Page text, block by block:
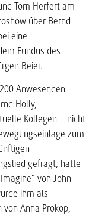
Tom Herfert am
über Bernd
eine
Fundus des
Beier.
Anwesenden –
Holly,
Kollegen – nicht
zum
gefragt, hatte
von John
ihm als
Anna Prokop,